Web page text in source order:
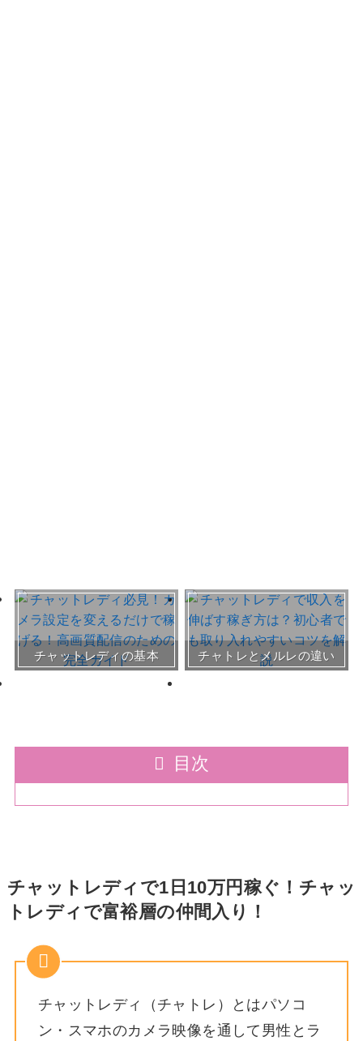
チャットレディの基本 チャトレとメルレの違い
おすすめチャトレ事務所＆
サイト
30～50代向けサイト
目次
チャットレディで1日10万円稼ぐ！チャッ
トレディで富裕層の仲間入り！
チャットレディ（チャトレ）とはパソコ
ン・スマホのカメラ映像を通して男性とラ